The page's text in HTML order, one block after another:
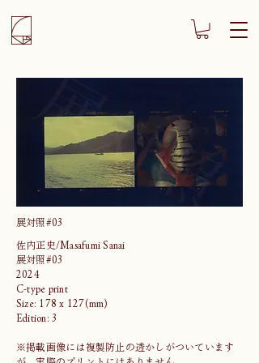
展対照#03
佐内正史/Masafumi Sanai
展対照#03
2024
C-type print
Size: 178 x 127(mm)
Edition: 3
※掲載画像には複製防止の透かしがついています
が、実際のプリントにはありません。